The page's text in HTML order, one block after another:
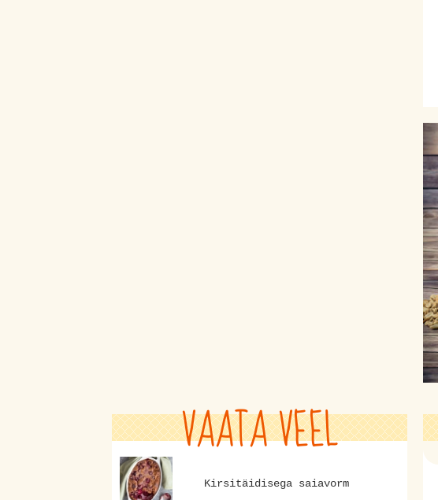
VAATA VEEL
Kirsitäidisega saiavorm